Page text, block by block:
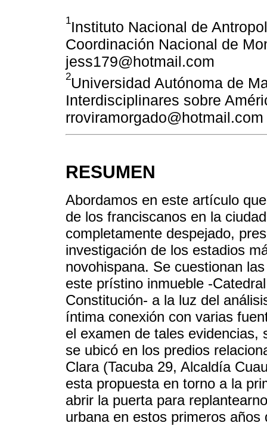
1Instituto Nacional de
Coordinación Nacional de
jess179@hotmail.com
2Universidad Autónoma de
Interdisciplinares sobre
rroviramorgado@hotmail.com
RESUMEN
Abordamos en este artículo
de los franciscanos en la
completamente despejado,
investigación de los estadios
novohispana. Se cuestionan
este prístino inmueble -
Constitución- a la luz del
íntima conexión con varias
el examen de tales evidencias,
se ubicó en los predios
Clara (Tacuba 29, Alcaldía
esta propuesta en torno a la
abrir la puerta para
urbana en estos primeros